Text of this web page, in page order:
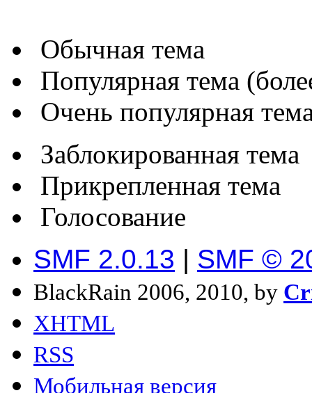
Обычная тема
Популярная тема
Очень популярная
Заблокированная тема
Прикрепленная тема
Голосование
SMF 2.0.13 | SMF ©
BlackRain 2006, 2010, by
XHTML
RSS
Мобильная версия